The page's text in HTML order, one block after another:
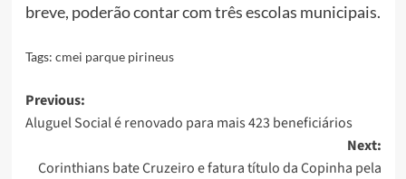
breve, poderão contar com três escolas municipais.
Tags: cmei parque pirineus
Post
navigation
Previous:
Aluguel Social é renovado para mais 423 beneficiários
Next:
Corinthians bate Cruzeiro e fatura título da Copinha pela